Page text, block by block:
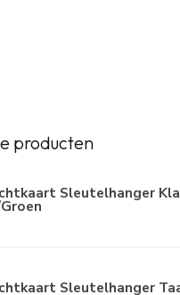
producten
Sleutelhanger
Sleutelhanger